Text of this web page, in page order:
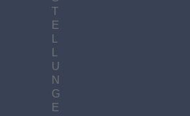
T
E
U
N
G
E